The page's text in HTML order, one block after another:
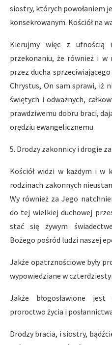
siostry, których powołaniem
konsekrowanym. Kościół na
Kierujmy więc z ufnością
przekonaniu, że również i w
przez ducha
Chrystus, On sam sprawi, iż
świętych i odważnych,
prawdziwemu dobru braci,
orędziu ewangelicznemu.
5. Drodzy zakonnicy i drogie
Kościół widzi w każdym i w
rodzinach zakonnych
Wy również za Jego
do tej wielkiej duchowej
stać się żywym
Bożego pośród ludzi naszej
Jakże opatrznościowe były
wypowiedziane w
Jakże błogosławione
proroctwo życia i
Drodzy bracia, i siostry,